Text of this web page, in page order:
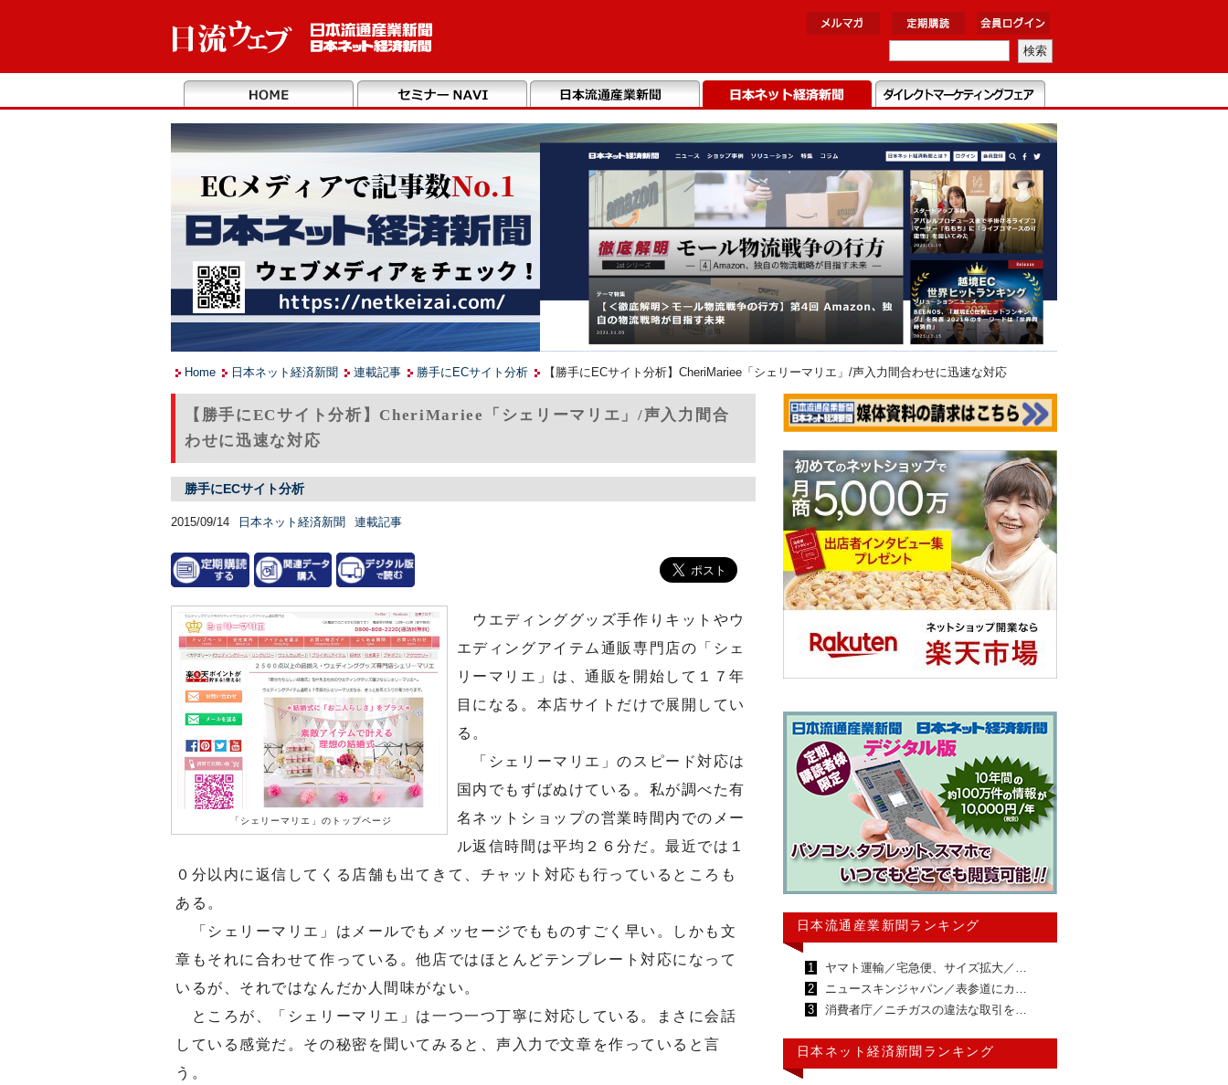
Home 日本ネット経済新聞 連載記事 勝手にECサイト分析 【勝手にECサイト分析】CheriMariee「シェリーマリエ」/声入力間合わせに迅速な対応
【勝手にECサイト分析】CheriMariee「シェリーマリエ」/声入力間合
わせに迅速な対応
勝手にECサイト分析
2015/09/14 日本ネット経済新聞 連載記事
「シェリーマリエ」のトップページ
ウエディンググッズ手作りキットやウ
エディングアイテム通販専門店の「シェ
リーマリエ」は、通販を開始して１７年
目になる。本店サイトだけで展開してい
る。
「シェリーマリエ」のスピード対応は
国内でもずばぬけている。私が調べた有
名ネットショップの営業時間内でのメー
ル返信時間は平均２６分だ。最近では１
０分以内に返信してくる店舗も出てきて、チャット対応も行っているところも
ある。
「シェリーマリエ」はメールでもメッセージでもものすごく早い。しかも文
章もそれに合わせて作っている。他店ではほとんどテンプレート対応になって
いるが、それではなんだか人間味がない。
ところが、「シェリーマリエ」は一つ一つ丁寧に対応している。まさに会話
している感覚だ。その秘密を聞いてみると、声入力で文章を作っていると言
う。
日本流通産業新聞ランキング
1
ヤマト運輸／宅急便、サイズ拡大／…
2
ニュースキンジャパン／表参道にカ…
3
消費者庁／ニチガスの違法な取引を…
日本ネット経済新聞ランキング